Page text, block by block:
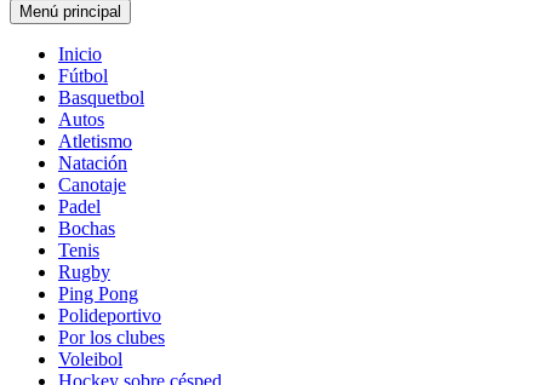
Menú principal
Inicio
Fútbol
Basquetbol
Autos
Atletismo
Natación
Canotaje
Padel
Bochas
Tenis
Rugby
Ping Pong
Polideportivo
Por los clubes
Voleibol
Hockey sobre césped